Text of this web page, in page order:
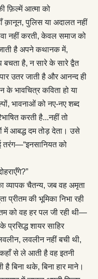
फ़िल्में आत्मा को
क़ानून, पुलिस या अदालत नहीं
नहीं करती, केवल समाज को
है अपने कथानक में,
है, न सारे के सारे द्वैत
उतर जाती है और आनन्‍द ही
भावचित्र कविता हो या
भावनाओं को नए-नए शब्द
करती है...नहीं तो
में आबद्ध दम तोड़ देता। उसे
तरंग—“इनसानियत को
व्यापक चैतन्य, जब वह अमृता
की भूमिका निभा रही
को वह हर पल जी रही थी—
शायर साहिर
लवलीन नहीं बची थी,
कहाँ से ले आती है वह इतनी
बिना थके, बिना हार माने।